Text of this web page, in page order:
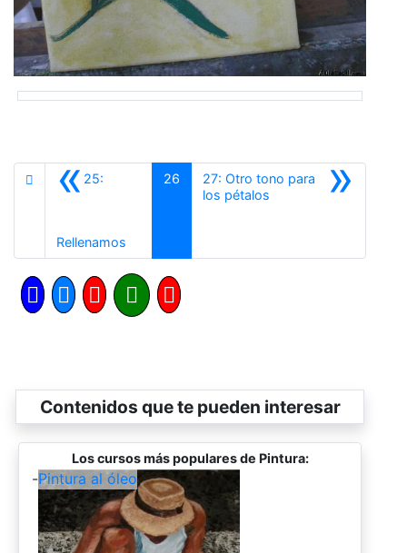
«25:
Rellenamos
26 »
27: Otro tono para
los pétalos
Contenidos que te pueden interesar
Los cursos más populares de Pintura:
-Pintura al óleo